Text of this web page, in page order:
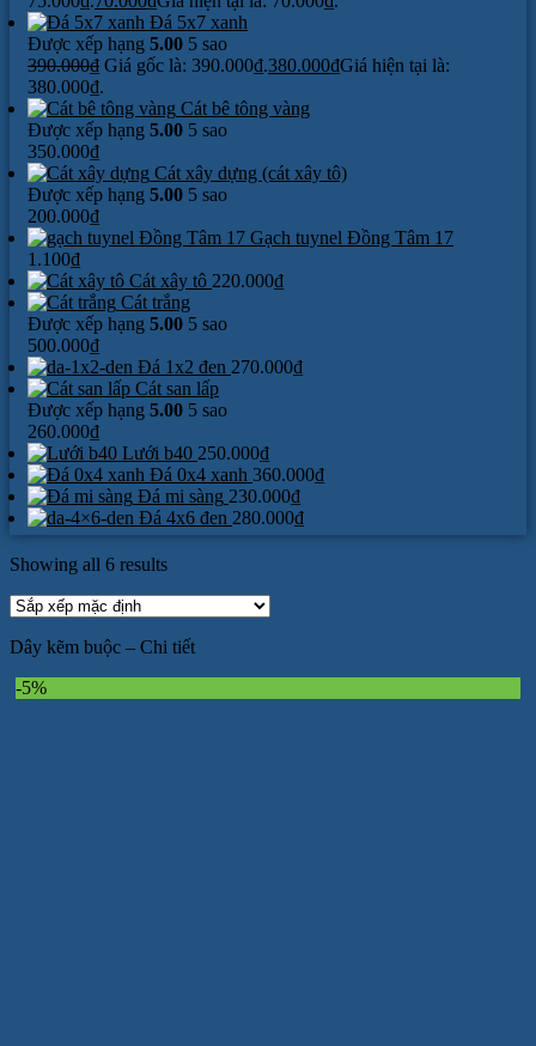
Đá 5x7 xanh
Được xếp hạng 5.00 5 sao
390.000₫ Giá gốc là: 390.000₫.380.000₫Giá hiện tại là:
380.000₫.
Cát bê tông vàng
Được xếp hạng 5.00 5 sao
350.000₫
Cát xây dựng (cát xây tô)
Được xếp hạng 5.00 5 sao
200.000₫
Gạch tuynel Đồng Tâm 17
1.100₫
Cát xây tô 220.000₫
Cát trắng
Được xếp hạng 5.00 5 sao
500.000₫
Đá 1x2 đen 270.000₫
Cát san lấp
Được xếp hạng 5.00 5 sao
260.000₫
Lưới b40 250.000₫
Đá 0x4 xanh 360.000₫
Đá mi sàng 230.000₫
Đá 4x6 đen 280.000₫
Showing all 6 results
Dây kẽm buộc – Chi tiết
-5%